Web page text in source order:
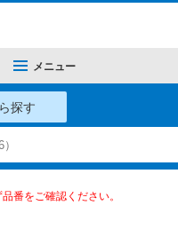
メニュー
探す
番をご確認ください。